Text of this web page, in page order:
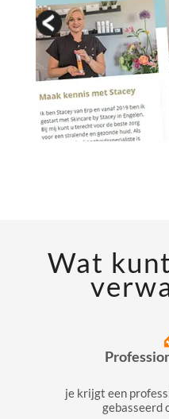
Wat
je krijgt een
gebasseerd